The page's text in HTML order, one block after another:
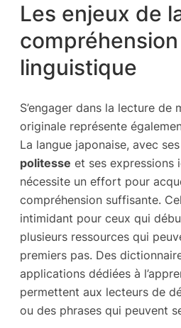
Les enjeux de
compréhension
linguistique
S’engager dans la lecture de
originale représente
La langue japonaise, avec
politesse et ses expressions
nécessite un effort pour
compréhension suffisante.
intimidant pour ceux qui
plusieurs ressources qui
premiers pas. Des
applications dédiées à
permettent aux lecteurs de
ou des phrases qui peuvent